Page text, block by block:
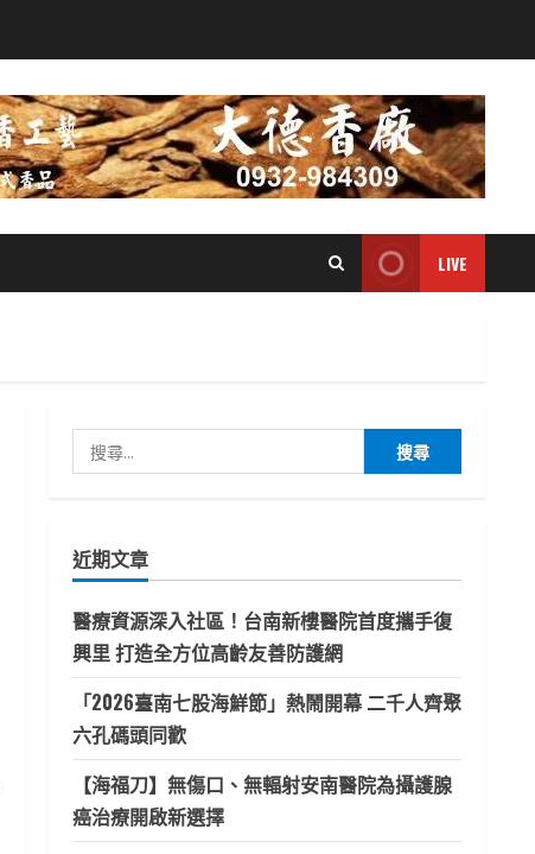
LIVE
尋
字:
近期文章
醫療資源深入社區！台南新樓醫院首度攜手復
興里 打造全方位高齡友善防護網
「2026臺南七股海鮮節」熱鬧開幕 二千人齊聚
六孔碼頭同歡
【海福刀】無傷口、無輻射安南醫院為攝護腺
癌治療開啟新選擇